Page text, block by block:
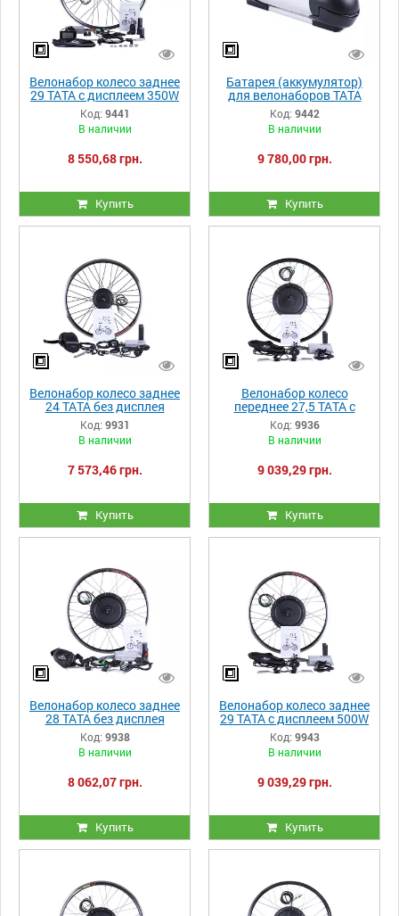
Велонабор колесо заднее
29 ТАТА с дисплеем 350W
Код: 9441
В наличии
8 550,68 грн.
Купить
Батарея (аккумулятор)
для велонаборов ТАТА
36V 10.4AH
Код: 9442
В наличии
9 780,00 грн.
Купить
Велонабор колесо заднее
24 ТАТА без дисплея
350W
Код: 9931
В наличии
7 573,46 грн.
Купить
Велонабор колесо
переднее 27,5 ТАТА с
дисплеем 500W
Код: 9936
В наличии
9 039,29 грн.
Купить
Велонабор колесо заднее
28 ТАТА без дисплея
500W
Код: 9938
В наличии
8 062,07 грн.
Купить
Велонабор колесо заднее
29 ТАТА с дисплеем 500W
Код: 9943
В наличии
9 039,29 грн.
Купить